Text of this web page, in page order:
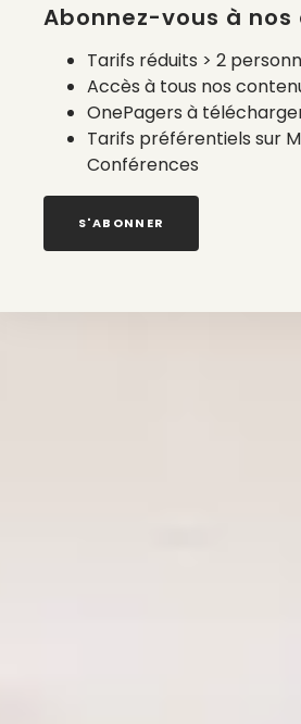
Abonnez-vous à nos
Tarifs réduits > 2
Accès à tous nos
OnePagers à
Tarifs préférentiels sur
Conférences
S'ABONNER